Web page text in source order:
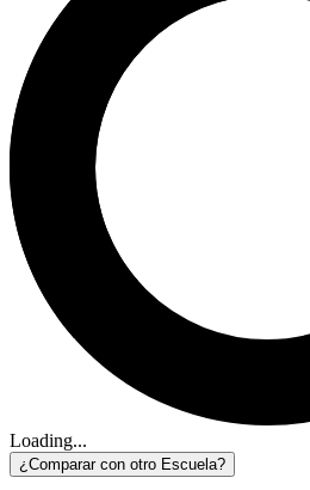
Loading...
¿Comparar con otro Escuela?